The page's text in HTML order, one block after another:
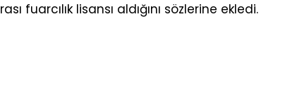
fuarcılık lisansı aldığını sözlerine ekledi.